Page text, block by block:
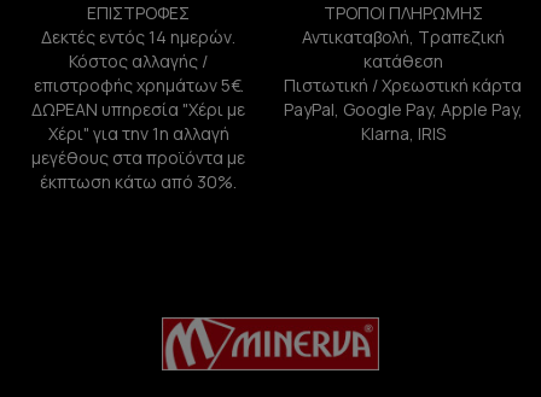
ΕΠΙΣΤΡΟΦΕΣ
Δεκτές εντός 14 ημερών.
Κόστος αλλαγής /
επιστροφής χρημάτων 5€.
ΔΩΡΕΑΝ υπηρεσία "Χέρι με
Χέρι" για την 1η αλλαγή
μεγέθους στα προϊόντα με
έκπτωση κάτω από 30%.
ΤΡΟΠΟΙ ΠΛΗΡΩΜΗΣ
Αντικαταβολή, Τραπεζική
κατάθεση
Πιστωτική / Χρεωστική κάρτα
PayPal, Google Pay, Apple Pay,
Klarna, IRIS